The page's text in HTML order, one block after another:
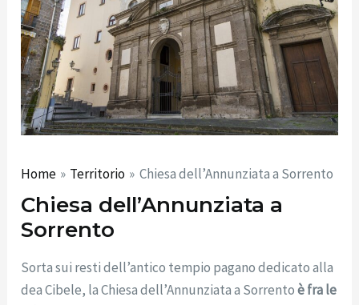
Home Territorio Chiesa dell’Annunziata a Sorrento
Chiesa dell’Annunziata a
Sorrento
Sorta sui resti dell’antico tempio pagano dedicato alla
dea Cibele, la Chiesa dell’Annunziata a Sorrentoè fra le